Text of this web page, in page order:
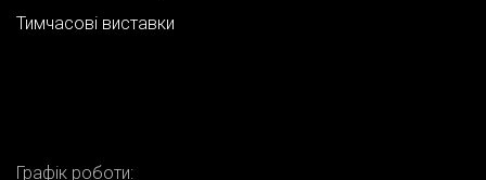
Тимчасові виставки
Графік роботи: